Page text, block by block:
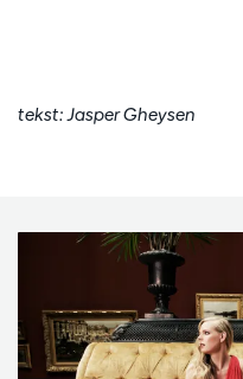
tekst: Jasper Gheysen